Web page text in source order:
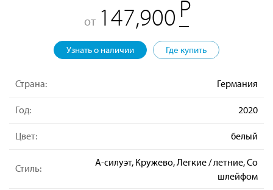
от 147,900
Узнать о наличии Где купить
Страна: Германия
Год: 2020
Цвет: белый
Стиль:
А-силуэт, Кружево, Легкие / летние, Со
шлейфом